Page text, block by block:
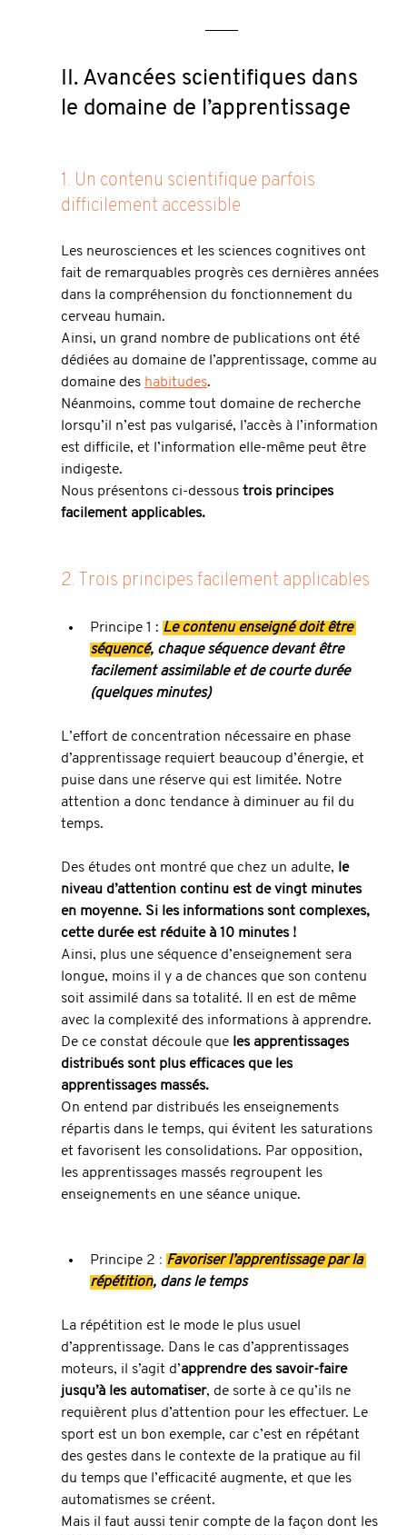
II. Avancées scientifiques dans
le domaine de l’apprentissage
1. Un contenu scientifique parfois
difficilement accessible
Les neurosciences et les sciences cognitives ont
fait de remarquables progrès ces dernières années
dans la compréhension du fonctionnement du
cerveau humain.
Ainsi, un grand nombre de publications ont été
dédiées au domaine de l’apprentissage, comme au
domaine des habitudes.
Néanmoins, comme tout domaine de recherche
lorsqu’il n’est pas vulgarisé, l’accès à l’information
est difficile, et l’information elle-même peut être
indigeste.
Nous présentons ci-dessous trois principes
facilement applicables.
2. Trois principes facilement applicables
Principe 1 : Le contenu enseigné doit être
séquencé, chaque séquence devant être
facilement assimilable et de courte durée
(quelques minutes)
L’effort de concentration nécessaire en phase
d’apprentissage requiert beaucoup d’énergie, et
puise dans une réserve qui est limitée. Notre
attention a donc tendance à diminuer au fil du
temps.
Des études ont montré que chez un adulte, le
niveau d’attention continu est de vingt minutes
en moyenne. Si les informations sont complexes,
cette durée est réduite à 10 minutes !
Ainsi, plus une séquence d’enseignement sera
longue, moins il y a de chances que son contenu
soit assimilé dans sa totalité. Il en est de même
avec la complexité des informations à apprendre.
De ce constat découle que les apprentissages
distribués sont plus efficaces que les
apprentissages massés.
On entend par distribués les enseignements
répartis dans le temps, qui évitent les saturations
et favorisent les consolidations. Par opposition,
les apprentissages massés regroupent les
enseignements en une séance unique.
Principe 2 : Favoriser l’apprentissage par la
répétition, dans le temps
La répétition est le mode le plus usuel
d’apprentissage. Dans le cas d’apprentissages
moteurs, il s’agit d’apprendre des savoir-faire
jusqu’à les automatiser, de sorte à ce qu’ils ne
requièrent plus d’attention pour les effectuer. Le
sport est un bon exemple, car c’est en répétant
des gestes dans le contexte de la pratique au fil
du temps que l’efficacité augmente, et que les
automatismes se créent.
Mais il faut aussi tenir compte de la façon dont les